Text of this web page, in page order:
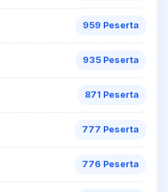
959 Peserta
935 Peserta
871 Peserta
777 Peserta
776 Peserta